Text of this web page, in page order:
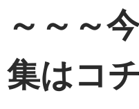
～～～
集はコ